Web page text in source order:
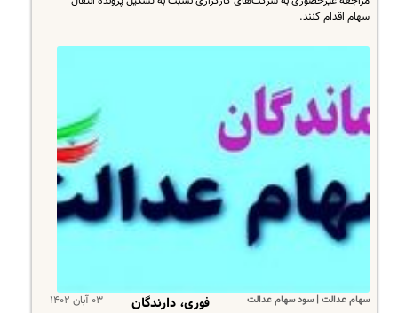
سهام اقدام کنند.
سهام عدالت | سود سهام عدالت ۰۳ آبان ۱۴۰۲
فوری، دارندگان